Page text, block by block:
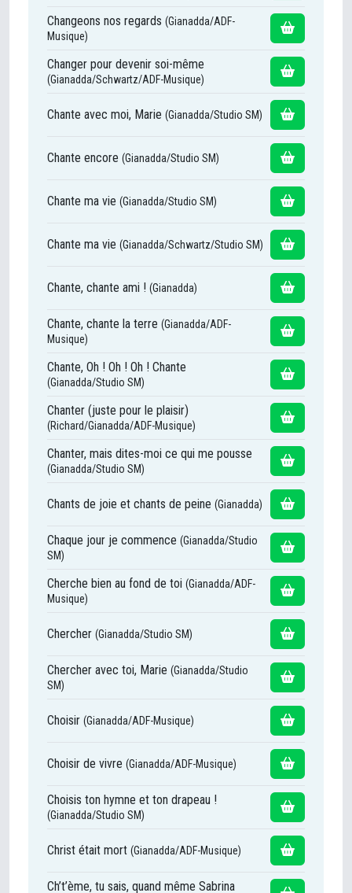
Changeons nos regards (Gianadda/ADF-
Musique)
Changer pour devenir soi-même
(Gianadda/Schwartz/ADF-Musique)
Chante avec moi, Marie (Gianadda/Studio SM)
Chante encore (Gianadda/Studio SM)
Chante ma vie (Gianadda/Studio SM)
Chante ma vie (Gianadda/Schwartz/Studio SM)
Chante, chante ami ! (Gianadda)
Chante, chante la terre (Gianadda/ADF-
Musique)
Chante, Oh ! Oh ! Oh ! Chante
(Gianadda/Studio SM)
Chanter (juste pour le plaisir)
(Richard/Gianadda/ADF-Musique)
Chanter, mais dites-moi ce qui me pousse
(Gianadda/Studio SM)
Chants de joie et chants de peine (Gianadda)
Chaque jour je commence (Gianadda/Studio
SM)
Cherche bien au fond de toi (Gianadda/ADF-
Musique)
Chercher (Gianadda/Studio SM)
Chercher avec toi, Marie (Gianadda/Studio
SM)
Choisir (Gianadda/ADF-Musique)
Choisir de vivre (Gianadda/ADF-Musique)
Choisis ton hymne et ton drapeau !
(Gianadda/Studio SM)
Christ était mort (Gianadda/ADF-Musique)
Ch’t’ème, tu sais, quand même Sabrina